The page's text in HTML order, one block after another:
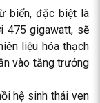
biển, đặc biệt là
475 gigawatt, sẽ
liệu hóa thạch
vào tăng trưởng
hệ sinh thái ven